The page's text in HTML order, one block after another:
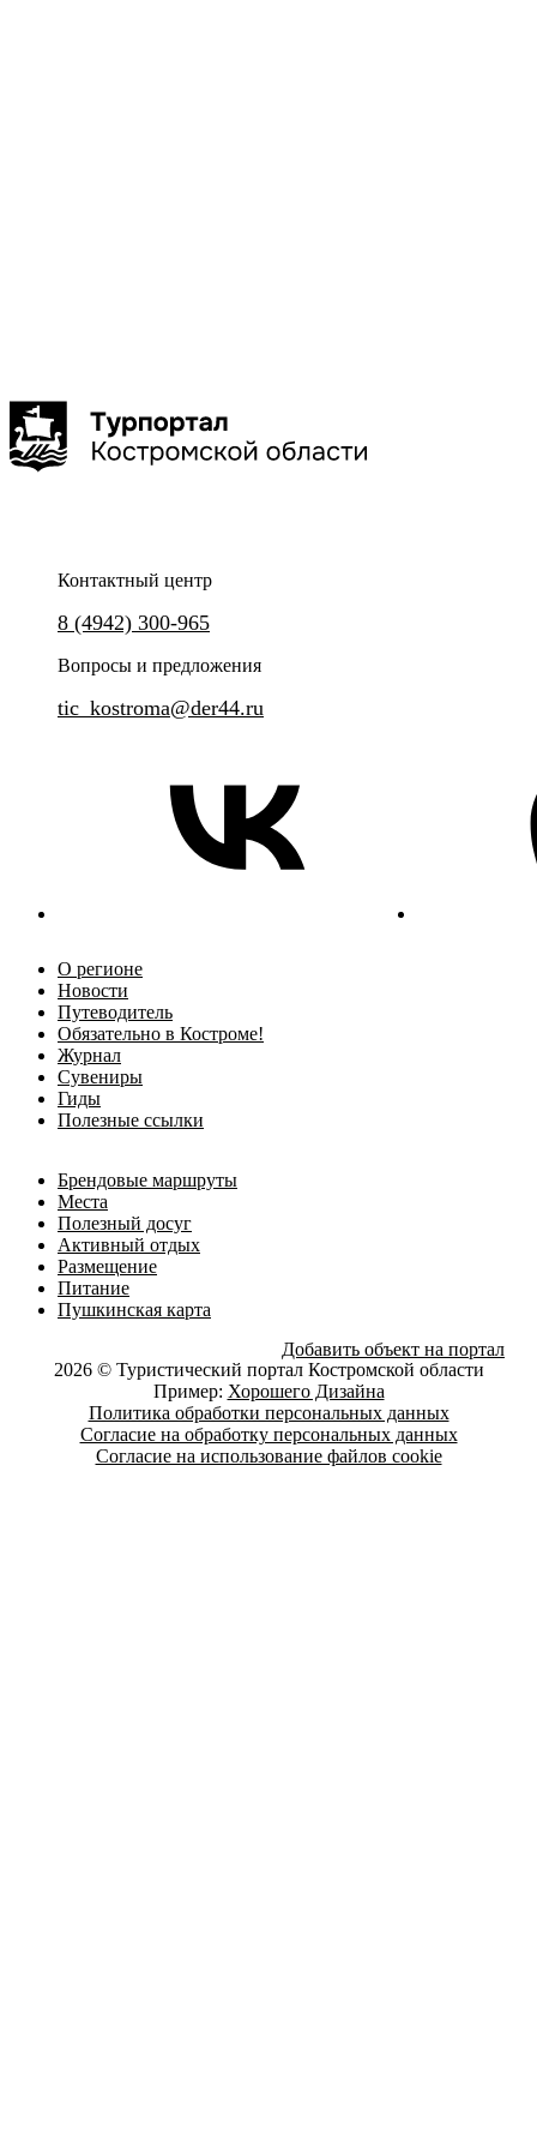
Контактный центр
8 (4942) 300-965
Вопросы и предложения
tic_kostroma@der44.ru
О регионе
Новости
Путеводитель
Обязательно в Костроме!
Журнал
Сувениры
Гиды
Полезные ссылки
Брендовые маршруты
Места
Полезный досуг
Активный отдых
Размещение
Питание
Пушкинская карта
Добавить объект на портал
2026 © Туристический портал Костромской области
Пример: Хорошего Дизайна
Политика обработки персональных данных
Согласие на обработку персональных данных
Согласие на использование файлов cookie